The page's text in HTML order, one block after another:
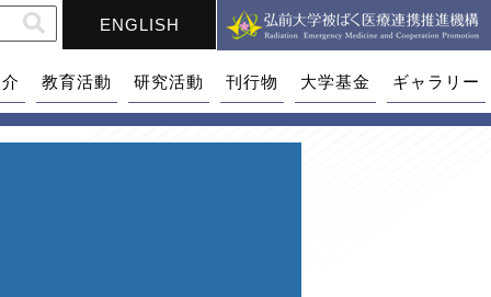
ENGLISH
教育活動 研究活動 刊行物 大学基金 ギャラリー